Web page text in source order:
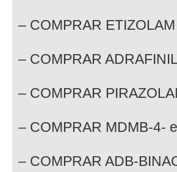
– COMPRAR ETIZOLAM
– COMPRAR ADRAFINIL
– COMPRAR
– COMPRAR MDMB-4-
– COMPRAR ADB-